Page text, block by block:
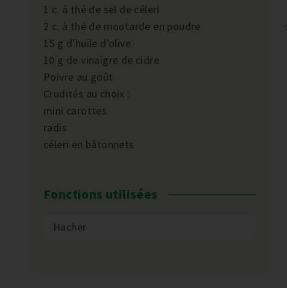
1 c. à thé de sel de céleri
2 c. à thé de moutarde en poudre
15 g d'huile d'olive
10 g de vinaigre de cidre
Poivre au goût
Crudités au choix :
mini carottes
radis
céleri en bâtonnets
Fonctions utilisées
Hacher